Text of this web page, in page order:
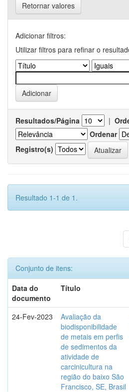
Retornar valores
Adicionar filtros:
Utilizar filtros para refinar o
Resultados/Página |
Ordenar
Registro(s)
Resultado 1-1 de 1.
Conjunto de itens:
Data do
documento
Título
24-Fev-2023
Avaliação da
biodisponibilidade
de metais em perfis
de sedimentos da
atividade de
carcinicultura na
região do baixo São
Francisco, SE, Brasil